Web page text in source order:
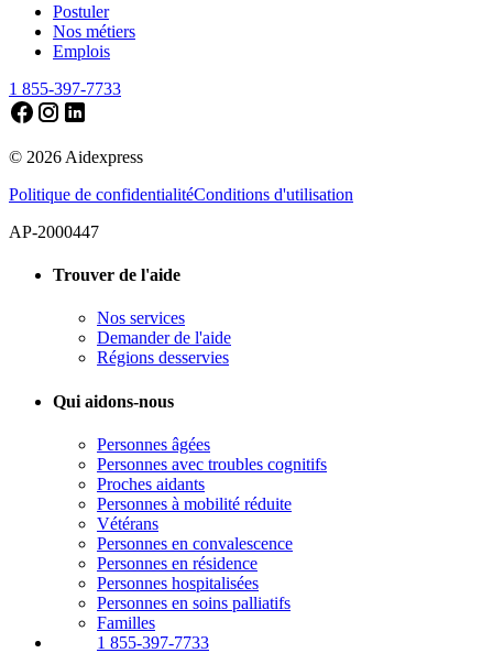
Postuler
Nos métiers
Emplois
1 855-397-7733
© 2026 Aidexpress
Politique de confidentialitéConditions d'utilisation
AP-2000447
Trouver de l'aide
Nos services
Demander de l'aide
Régions desservies
Qui aidons-nous
Personnes âgées
Personnes avec troubles cognitifs
Proches aidants
Personnes à mobilité réduite
Vétérans
Personnes en convalescence
Personnes en résidence
Personnes hospitalisées
Personnes en soins palliatifs
Familles
1 855-397-7733